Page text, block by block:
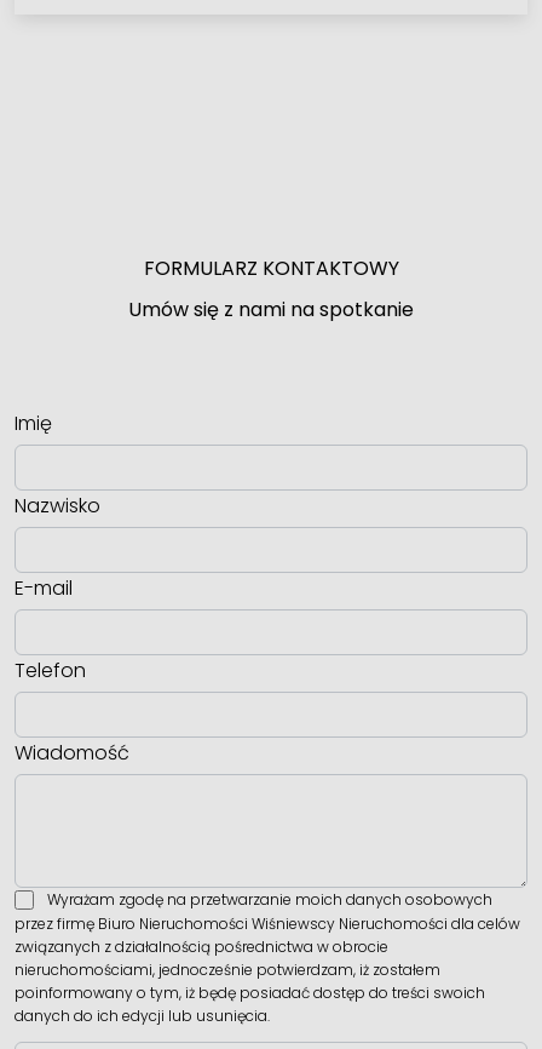
FORMULARZ KONTAKTOWY
Umów się z nami na spotkanie
Imię
Nazwisko
E-mail
Telefon
Wiadomość
Wyrażam zgodę na przetwarzanie moich danych osobowych
przez firmę Biuro Nieruchomości Wiśniewscy Nieruchomości dla celów
związanych z działalnością pośrednictwa w obrocie
nieruchomościami, jednocześnie potwierdzam, iż zostałem
poinformowany o tym, iż będę posiadać dostęp do treści swoich
danych do ich edycji lub usunięcia.